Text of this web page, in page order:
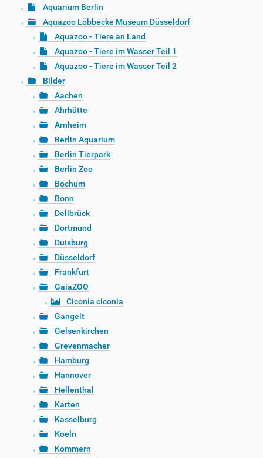
Aquarium Berlin
Aquazoo Löbbecke Museum Düsseldorf
Aquazoo - Tiere an Land
Aquazoo - Tiere im Wasser Teil 1
Aquazoo - Tiere im Wasser Teil 2
Bilder
Aachen
Ahrhütte
Arnheim
Berlin Aquarium
Berlin Tierpark
Berlin Zoo
Bochum
Bonn
Dellbrück
Dortmund
Duisburg
Düsseldorf
Frankfurt
GaiaZOO
Ciconia ciconia
Gangelt
Gelsenkirchen
Grevenmacher
Hamburg
Hannover
Hellenthal
Karten
Kasselburg
Koeln
Kommern